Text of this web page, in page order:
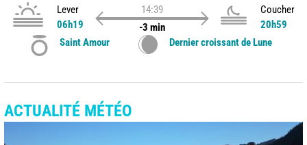
Lever
06h19
14:39
-3 min
Coucher
20h59
Saint Amour
Dernier croissant de Lune
ACTUALITÉ MÉTÉO